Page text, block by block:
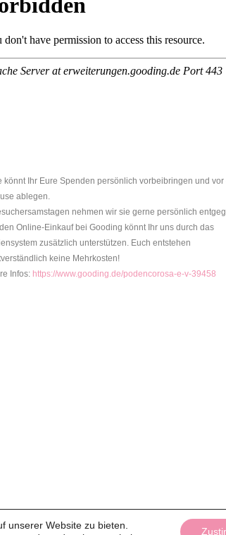
könnt Ihr Eure Spenden persönlich vorbeibringen und vor
ablegen.
nehmen wir sie gerne persönlich
Online-Einkauf bei Gooding könnt Ihr uns durch das
zusätzlich unterstützen. Euch entstehen
keine Mehrkosten!
Infos: https://www.gooding.de/podencorosa-e-v-39458
unserer Website zu bieten.